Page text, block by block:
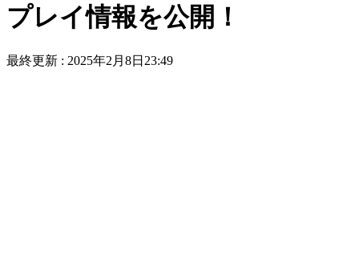
プレイ情報を公開！
最終更新 : 2025年2月8日23:49